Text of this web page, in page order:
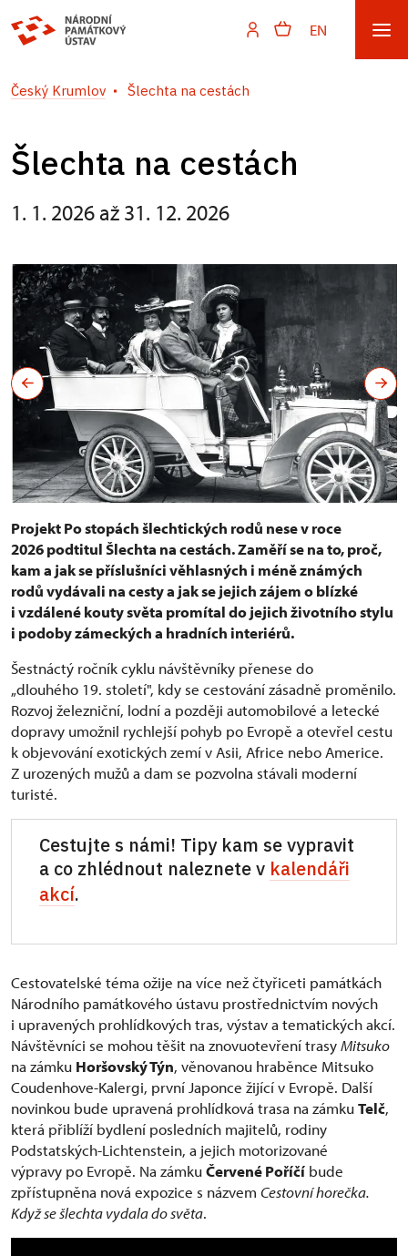
EN
Český Krumlov Šlechta na cestách
Šlechta na cestách
1. 1. 2026 až 31. 12. 2026
Projekt Po stopách šlechtických rodů nese v roce
2026 podtitul Šlechta na cestách. Zaměří se na to, proč,
kam a jak se příslušníci věhlasných i méně známých
rodů vydávali na cesty a jak se jejich zájem o blízké
i vzdálené kouty světa promítal do jejich životního stylu
i podoby zámeckých a hradních interiérů.
Šestnáctý ročník cyklu návštěvníky přenese do
„dlouhého 19. století", kdy se cestování zásadně proměnilo.
Rozvoj železniční, lodní a později automobilové a letecké
dopravy umožnil rychlejší pohyb po Evropě a otevřel cestu
k objevování exotických zemí v Asii, Africe nebo Americe.
Z urozených mužů a dam se pozvolna stávali moderní
turisté.
Cestujte s námi! Tipy kam se vypravit
a co zhlédnout naleznete v kalendáři
akcí.
Cestovatelské téma ožije na více než čtyřiceti památkách
Národního památkového ústavu prostřednictvím nových
i upravených prohlídkových tras, výstav a tematických akcí.
Návštěvníci se mohou těšit na znovuotevření trasyMitsuko
na zámku Horšovský Týn, věnovanou hraběnce Mitsuko
Coudenhove-Kalergi, první Japonce žijící v Evropě. Další
novinkou bude upravená prohlídková trasa na zámkuTelč,
která přiblíží bydlení posledních majitelů, rodiny
Podstatských-Lichtenstein, a jejich motorizované
výpravy po Evropě. Na zámkuČervené Poříčí bude
zpřístupněna nová expozice s názvem Cestovní horečka.
Když se šlechta vydala do světa.